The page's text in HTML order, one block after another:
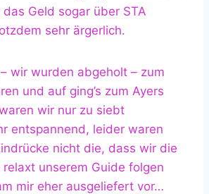
Geld sogar über STA
sehr ärgerlich.
wir wurden abgeholt – zum
und auf ging’s zum Ayers
wir nur zu siebt
entspannend, leider waren
nicht die, dass wir die
unserem Guide folgen
mir eher ausgeliefert vor…